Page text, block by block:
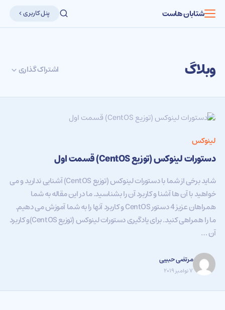
شتابان هاست پنل کاربری
وبلاگ اشتراک گذاری
لینوکس
دستورات لینوکس (توزیع CentOS) قسمت اول
شاید برخی از شما با دستورات لینوکس (توزیع CentOS) آشنایی ندارید و می
خواهید با آن ها آشنا و کاربرد آن را بشناسید. ما در این مقاله به شما
همراهان عزیز 4 دستور CentOS و کاربرد آنها را به شما آموزش می دهیم.
ما را همراهی کنید. برای یادگیری دستورات لینوکس (توزیع CentOS)و کاربرد
آن …
مرتضی حبیبی
۷ نوامبر ۲۰۱۹